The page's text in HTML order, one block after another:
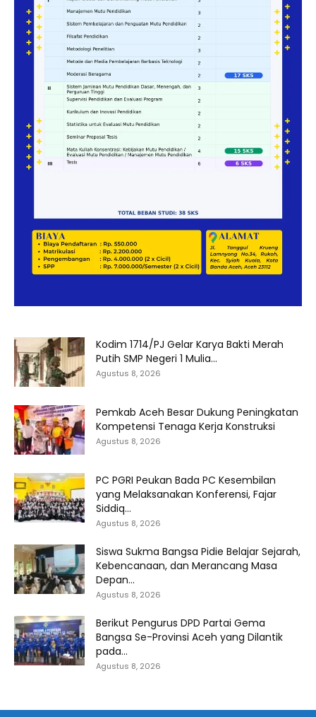
Kodim 1714/PJ Gelar Karya Bakti Merah
Putih SMP Negeri 1 Mulia...
Agustus 8, 2026
Pemkab Aceh Besar Dukung Peningkatan
Kompetensi Tenaga Kerja Konstruksi
Agustus 8, 2026
PC PGRI Peukan Bada PC Kesembilan
yang Melaksanakan Konferensi, Fajar
Siddiq...
Agustus 8, 2026
Siswa Sukma Bangsa Pidie Belajar Sejarah,
Kebencanaan, dan Merancang Masa
Depan...
Agustus 8, 2026
Berikut Pengurus DPD Partai Gema
Bangsa Se-Provinsi Aceh yang Dilantik
pada...
Agustus 8, 2026